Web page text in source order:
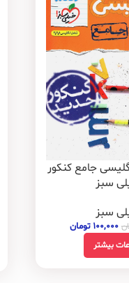
جامع کنکور
سبز
سبز
۱۰۰,۰۰۰ تومان
بیشتر